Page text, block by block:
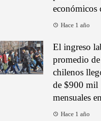
económicos
Hace 1 año
El ingreso
promedio
chilenos
de $900 mil
mensuales
Hace 1 año